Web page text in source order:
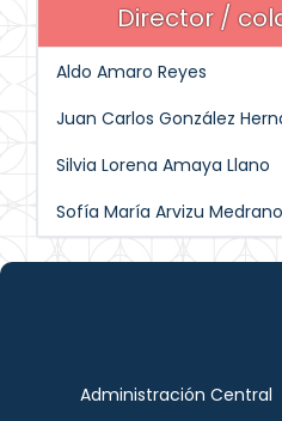
Director /
Aldo Amaro Reyes
Juan Carlos González
Silvia Lorena Amaya Llano
Sofía María Arvizu Medrano
Administración Central